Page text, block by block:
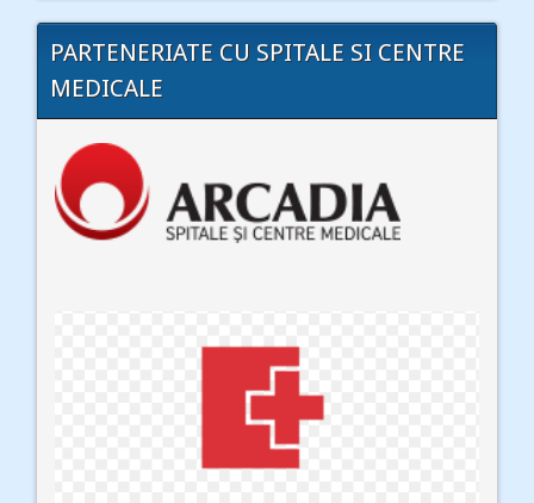
PARTENERIATE CU SPITALE SI CENTRE
MEDICALE